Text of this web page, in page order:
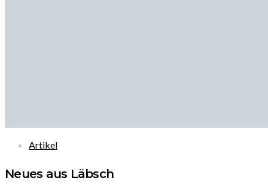
Artikel
Neues aus Läbsch